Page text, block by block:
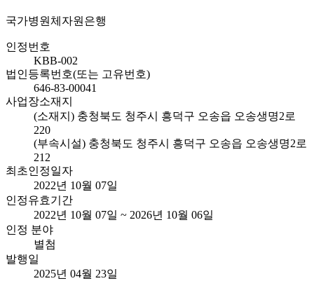
국가병원체자원은행
인정번호
KBB-002
법인등록번호(또는 고유번호)
646-83-00041
사업장소재지
(소재지) 충청북도 청주시 흥덕구 오송읍 오송생명2로
220
(부속시설) 충청북도 청주시 흥덕구 오송읍 오송생명2로
212
최초인정일자
2022년 10월 07일
인정유효기간
2022년 10월 07일 ~ 2026년 10월 06일
인정 분야
별첨
발행일
2025년 04월 23일